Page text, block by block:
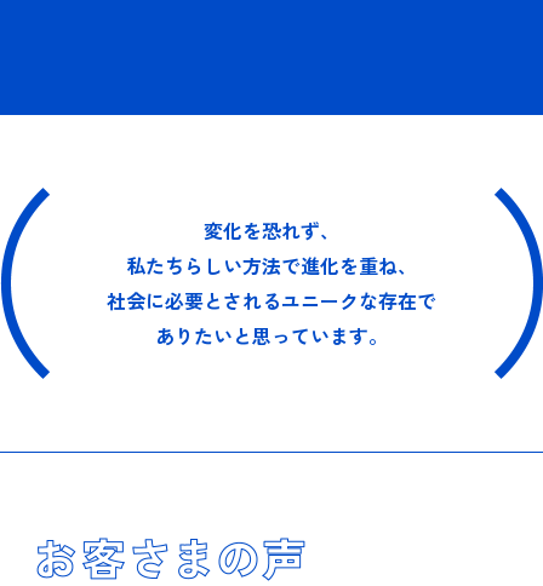
変化を恐れず、
私たちらしい方法で進化を重ね、
社会に必要とされるユニークな存在で
ありたいと思っています。